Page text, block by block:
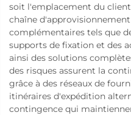
soit l'emplacement du
chaîne
complémentaires tels que
supports de fixation et des
ainsi des solutions
des risques assurent la
grâce à des réseaux de
itinéraires d'expédition
contingence qui